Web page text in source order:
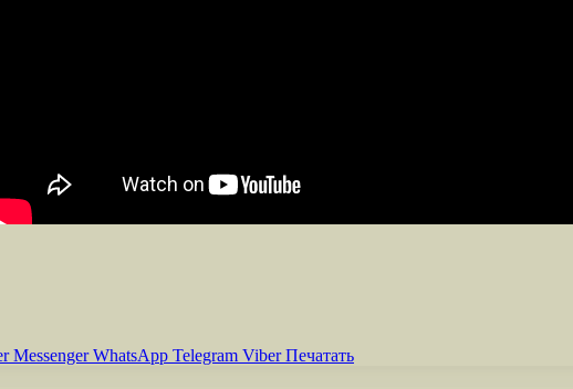
Messenger WhatsApp Telegram Viber Печатать